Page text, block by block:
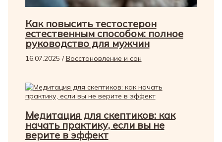
Как повысить тестостерон
естественным способом: полное
руководство для мужчин
16.07.2025 /Восстановление и сон
Медитация для скептиков: как
начать практику, если вы не
верите в эффект